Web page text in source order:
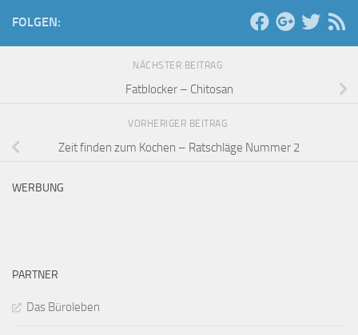
FOLGEN:
NÄCHSTER BEITRAG
Fatblocker – Chitosan
VORHERIGER BEITRAG
Zeit finden zum Kochen – Ratschläge Nummer 2
WERBUNG
PARTNER
Das Büroleben